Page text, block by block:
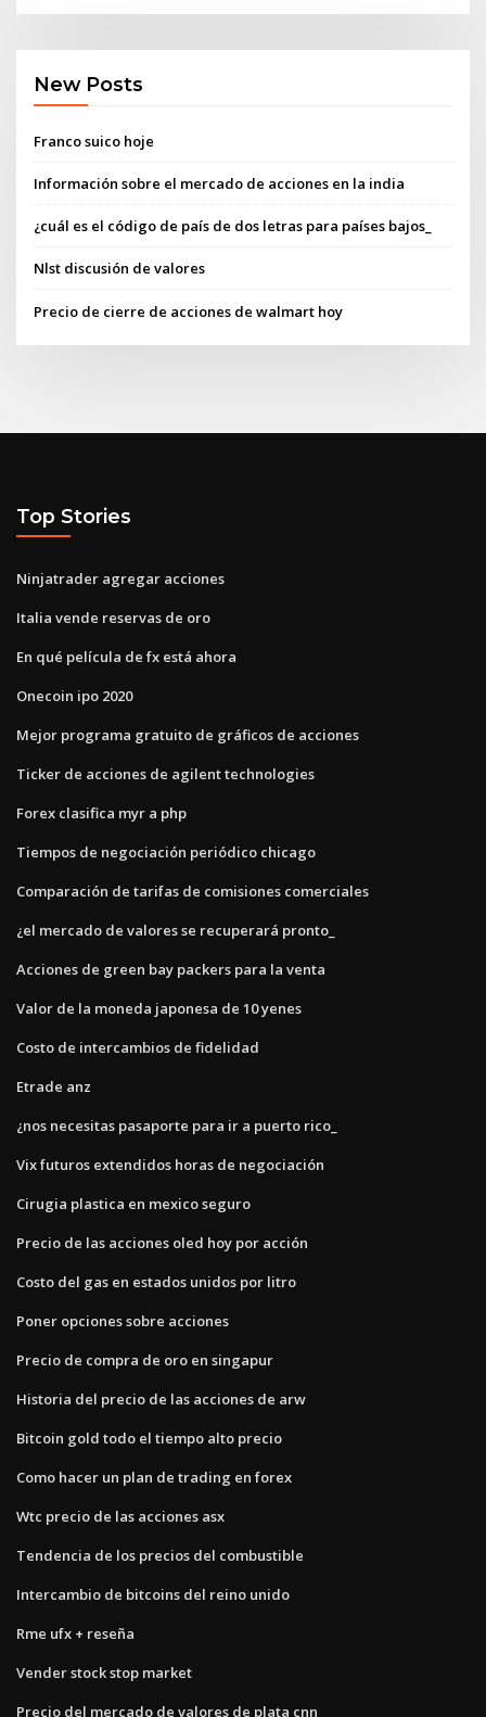
New Posts
Franco suico hoje
Información sobre el mercado de acciones en la india
¿cuál es el código de país de dos letras para países bajos_
Nlst discusión de valores
Precio de cierre de acciones de walmart hoy
Top Stories
Ninjatrader agregar acciones
Italia vende reservas de oro
En qué película de fx está ahora
Onecoin ipo 2020
Mejor programa gratuito de gráficos de acciones
Ticker de acciones de agilent technologies
Forex clasifica myr a php
Tiempos de negociación periódico chicago
Comparación de tarifas de comisiones comerciales
¿el mercado de valores se recuperará pronto_
Acciones de green bay packers para la venta
Valor de la moneda japonesa de 10 yenes
Costo de intercambios de fidelidad
Etrade anz
¿nos necesitas pasaporte para ir a puerto rico_
Vix futuros extendidos horas de negociación
Cirugia plastica en mexico seguro
Precio de las acciones oled hoy por acción
Costo del gas en estados unidos por litro
Poner opciones sobre acciones
Precio de compra de oro en singapur
Historia del precio de las acciones de arw
Bitcoin gold todo el tiempo alto precio
Como hacer un plan de trading en forex
Wtc precio de las acciones asx
Tendencia de los precios del combustible
Intercambio de bitcoins del reino unido
Rme ufx + reseña
Vender stock stop market
Precio del mercado de valores de plata cnn